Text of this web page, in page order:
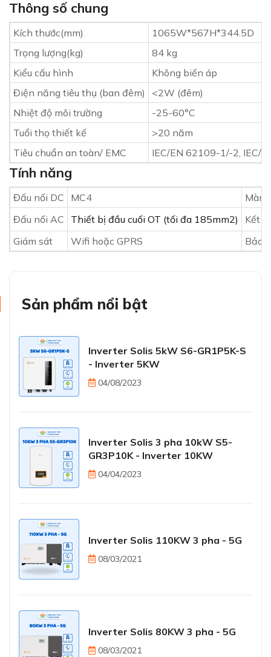
Thông số chung
Kích thước(mm)
1065W*567H*344.5D
Trọng lượng(kg)
84 kg
Kiểu cấu hình
Không biến áp
Điện năng tiêu thụ (ban đêm)
<2W (đêm)
Nhiệt độ môi trường
-25-60°C
Tuổi thọ thiết kế
>20 năm
Tiêu chuẩn an toàn/ EMC
IEC/EN 62109-1/-2, IEC/
Tính năng
Đấu nối DC MC4
Màn
Đấu nối AC
Thiết bị đầu cuối OT (tối đa 185mm2)
Kết
Giám sát
Wifi hoặc GPRS Bảo
Sản phẩm nổi bật
Inverter Solis 5kW S6-GR1P5K-S
- Inverter 5KW
04/08/2023
Inverter Solis 3 pha 10kW S5-
GR3P10K - Inverter 10KW
04/04/2023
Inverter Solis 110KW 3 pha - 5G
08/03/2021
Inverter Solis 80KW 3 pha - 5G
08/03/2021